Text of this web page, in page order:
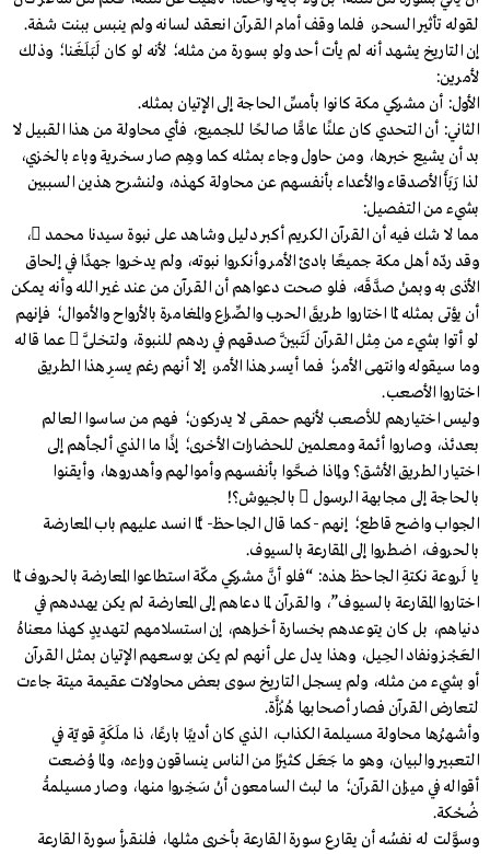
لقوله تأثير السحر، فلما وقف أمام القرآن انعقد لسانه ولم ينبس ببنت شفة.
إن التاريخ يشهد أنه لم يأت أحد ولو بسورة من مثله؛ لأنه لو كان لَبَلَغَنا؛ وذلك
لأمرين:
الأول: أن مشركي مكة كانوا بأمسِّ الحاجة إلى الإتيان بمثله.
الثاني: أن التحدي كان علنًا عامًّا صالحًا للجميع، فأي محاولة من هذا القبيل لا
بد أن يشيع خبرها، ومن حاول وجاء بمثله كما وهِم صار سخرية وباء بالخزي،
لذا رَبَأَ الأصدقاء والأعداء بأنفسهم عن محاولة كهذه، ولنشرح هذين السببين
بشيء من التفصيل:
مما لا شك فيه أن القرآن الكريم أكبر دليل وشاهد على نبوة سيدنا محمد ،
وقد ردّه أهل مكة جميعًا بادئ الأمر وأنكروا نبوته، ولم يدخروا جهدًا في إلحاق
الأذى به وبمنْ صدَّقَه، فلو صحت دعواهم أن القرآن من عند غير الله وأنه يمكن
أن يؤتى بمثله لَمَا اختاروا طريقَ الحرب والصِّراع والمغامرة بالأرواح والأموال؛ فإنهم
لو أتوا بشيء من مِثل القرآن لَتَبيَّن صدقهم في ردهم للنبوة، ولتخلَّى  عما قاله
وما سيقوله وانتهى الأمر؛ فما أيسر هذا الأمر، إلا أنهم رغم يسرِ هذا الطريق
اختاروا الأصعب.
وليس اختيارهم للأصعب لأنهم حمقى لا يدركون؛ فهم من ساسوا العالم
بعدئذ، وصاروا أئمة ومعلمين للحضارات الأخرى؛ إذًا ما الذي ألجأهم إلى
اختيار الطريق الأشق؟ ولِماذا ضحَّوا بأنفسهم وأموالهم وأهدروها، وأيقنوا
بالحاجة إلى مجابهة الرسول  بالجيوش؟!
الجواب واضح قاطع؛ إنهم -كما قال الجاحظ- لمَّا انسد عليهم باب المعارضة
بالحروف، اضطروا إلى المقارعة بالسيوف.
يا لَروعة نكتةِ الجاحظ هذه: “فلو أنَّ مشركي مكّة استطاعوا المعارضة بالحروف لَمَا
اختاروا المقارعة بالسيوف”، والقرآن لما دعاهم إلى المعارضة لم يكن يهددهم في
دنياهم، بل كان يتوعدهم بخسارة أخراهم، إن استسلامهم لتهديدٍ كهذا معناهُ
العَجْز ونفاد الحِيل، وهذا يدل على أنهم لم يكن بوسعهم الإتيان بمثل القرآن
أو بشيء من مثله، ولم يسجل التاريخ سوى بعض محاولات عقيمة ميتة جاءت
لتعارض القرآن فصار أصحابها هُزْأَة.
وأشهرُها محاولة مسيلمة الكذاب، الذي كان أديبًا بارعًا، ذا ملَكَةٍ قويّة في
التعبير والبيان، وهو ما جَعَل كثيرًا من الناس ينساقون وراءه، ولما وُضعت
أقواله في ميزان القرآن؛ ما لبث السامعون أنْ سَخِروا منها، وصار مسيلمةُ
ضُحْكة.
وسوَّلت له نفسُه أن يقارع سورة القارعة بأخرى مثلها، فلنقرأ سورة القارعة